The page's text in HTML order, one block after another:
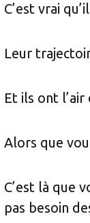
C’est vrai
Leur
Et ils ont
Alors que
C’est là que
pas besoin